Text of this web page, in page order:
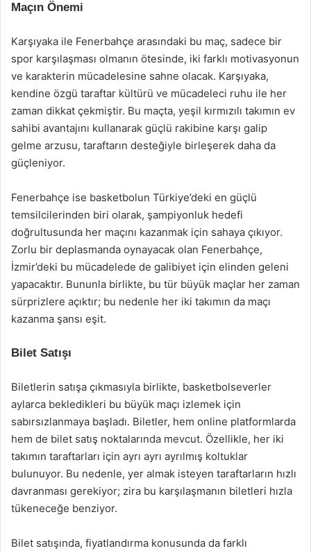
Maçın Önemi
Karşıyaka ile Fenerbahçe arasındaki bu maç, sadece bir
spor karşılaşması olmanın ötesinde, iki farklı motivasyonun
ve karakterin mücadelesine sahne olacak. Karşıyaka,
kendine özgü taraftar kültürü ve mücadeleci ruhu ile her
zaman dikkat çekmiştir. Bu maçta, yeşil kırmızılı takımın ev
sahibi avantajını kullanarak güçlü rakibine karşı galip
gelme arzusu, taraftarın desteğiyle birleşerek daha da
güçleniyor.
Fenerbahçe ise basketbolun Türkiye’deki en güçlü
temsilcilerinden biri olarak, şampiyonluk hedefi
doğrultusunda her maçını kazanmak için sahaya çıkıyor.
Zorlu bir deplasmanda oynayacak olan Fenerbahçe,
İzmir’deki bu mücadelede de galibiyet için elinden geleni
yapacaktır. Bununla birlikte, bu tür büyük maçlar her zaman
sürprizlere açıktır; bu nedenle her iki takımın da maçı
kazanma şansı eşit.
Bilet Satışı
Biletlerin satışa çıkmasıyla birlikte, basketbolseverler
aylarca bekledikleri bu büyük maçı izlemek için
sabırsızlanmaya başladı. Biletler, hem online platformlarda
hem de bilet satış noktalarında mevcut. Özellikle, her iki
takımın taraftarları için ayrı ayrı ayrılmış koltuklar
bulunuyor. Bu nedenle, yer almak isteyen taraftarların hızlı
davranması gerekiyor; zira bu karşılaşmanın biletleri hızla
tükeneceğe benziyor.
Bilet satışında, fiyatlandırma konusunda da farklı